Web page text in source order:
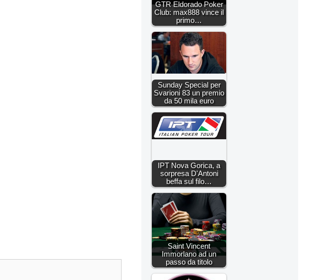
GTR Eldorado Poker
Club: max888 vince il
primo…
Sunday Special per
Svarioni 83 un premio
da 50 mila euro
IPT Nova Gorica, a
sorpresa D'Antoni
beffa sul filo…
Saint Vincent
Immorlano ad un
passo da titolo